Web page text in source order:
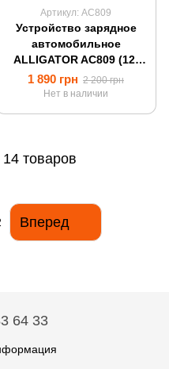
Артикул: AC809
Устройство зарядное
автомобильное
ALLIGATOR AC809 (12-
24В/20А)
1 890 грн 2 200 грн
Нет в наличии
товаров
Вперед
64 33